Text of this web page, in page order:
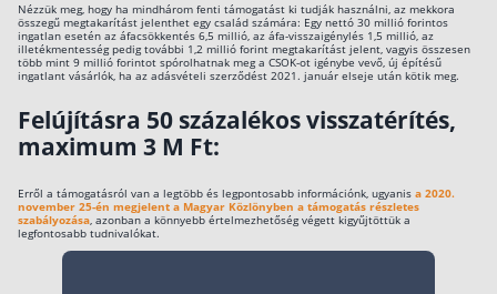
Nézzük meg, hogy ha mindhárom fenti támogatást ki tudják használni, az mekkora
összegű megtakarítást jelenthet egy család számára: Egy nettó 30 millió forintos
ingatlan esetén az áfacsökkentés 6,5 millió, az áfa-visszaigénylés 1,5 millió, az
illetékmentesség pedig további 1,2 millió forint megtakarítást jelent, vagyis összesen
több mint 9 millió forintot spórolhatnak meg a CSOK-ot igénybe vevő, új építésű
ingatlant vásárlók, ha az adásvételi szerződést 2021. január elseje után kötik meg.
Felújításra 50 százalékos visszatérítés,
maximum 3 M Ft:
Erről a támogatásról van a legtöbb és legpontosabb információnk, ugyanis a 2020.
november 25-én megjelent a Magyar Közlönyben a támogatás részletes
szabályozása , azonban a könnyebb értelmezhetőség végett kigyűjtöttük a
legfontosabb tudnivalókat.